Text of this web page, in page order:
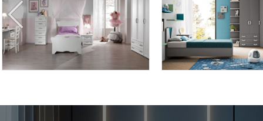
AFRODITE AF17 OMNIA 6.18